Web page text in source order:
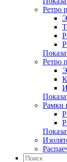
Ретро
Ретро
Рамки